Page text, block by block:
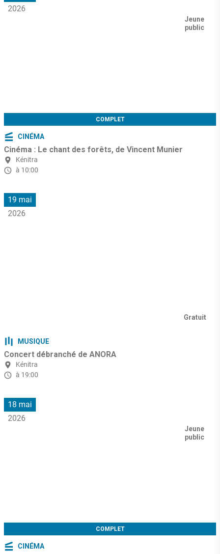
2026
COMPLET
Jeune
public
CINÉMA
Cinéma : Le chant des forêts, de Vincent Munier
Kénitra
à 10:00
19 mai
2026
Gratuit
MUSIQUE
Concert débranché de ANORA
Kénitra
à 19:00
18 mai
2026
COMPLET
Jeune
public
CINÉMA